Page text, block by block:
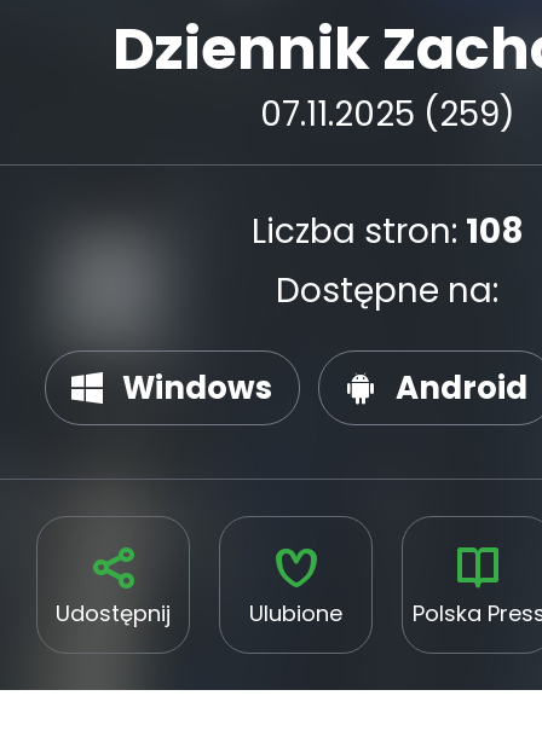
Dziennik
07.11.2025 (259)
Liczba stron: 108
Dostępne na:
Windows Android
Udostępnij Ulubione Polska